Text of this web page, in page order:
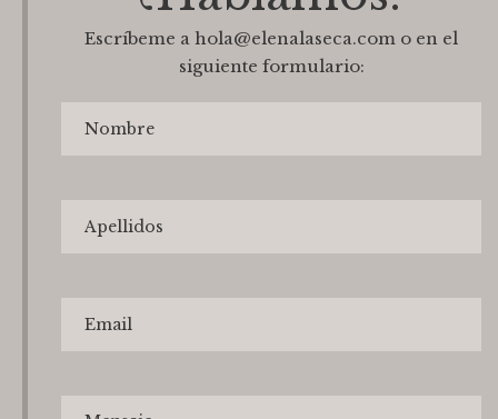
Escríbeme a hola@elenalaseca.com o en el
siguiente formulario: